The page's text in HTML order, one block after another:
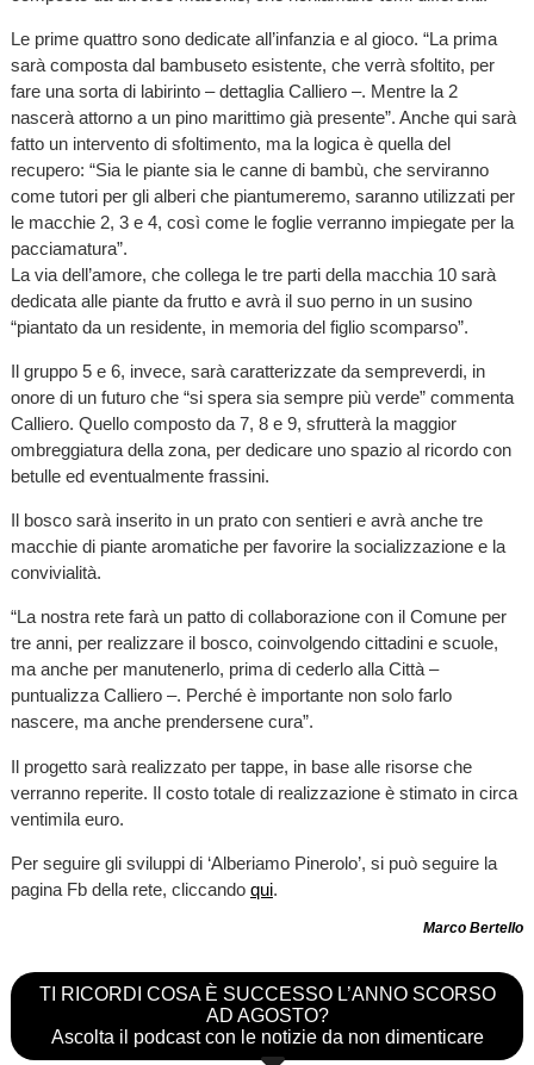
Le prime quattro sono dedicate all’infanzia e al gioco. “La prima
sarà composta dal bambuseto esistente, che verrà sfoltito, per
fare una sorta di labirinto – dettaglia Calliero –. Mentre la 2
nascerà attorno a un pino marittimo già presente”. Anche qui sarà
fatto un intervento di sfoltimento, ma la logica è quella del
recupero: “Sia le piante sia le canne di bambù, che serviranno
come tutori per gli alberi che piantumeremo, saranno utilizzati per
le macchie 2, 3 e 4, così come le foglie verranno impiegate per la
pacciamatura”.
La via dell’amore, che collega le tre parti della macchia 10 sarà
dedicata alle piante da frutto e avrà il suo perno in un susino
“piantato da un residente, in memoria del figlio scomparso”.
Il gruppo 5 e 6, invece, sarà caratterizzate da sempreverdi, in
onore di un futuro che “si spera sia sempre più verde” commenta
Calliero. Quello composto da 7, 8 e 9, sfrutterà la maggior
ombreggiatura della zona, per dedicare uno spazio al ricordo con
betulle ed eventualmente frassini.
Il bosco sarà inserito in un prato con sentieri e avrà anche tre
macchie di piante aromatiche per favorire la socializzazione e la
convivialità.
“La nostra rete farà un patto di collaborazione con il Comune per
tre anni, per realizzare il bosco, coinvolgendo cittadini e scuole,
ma anche per manutenerlo, prima di cederlo alla Città –
puntualizza Calliero –. Perché è importante non solo farlo
nascere, ma anche prendersene cura”.
Il progetto sarà realizzato per tappe, in base alle risorse che
verranno reperite. Il costo totale di realizzazione è stimato in circa
ventimila euro.
Per seguire gli sviluppi di ‘Alberiamo Pinerolo’, si può seguire la
pagina Fb della rete, cliccando qui.
Marco Bertello
TI RICORDI COSA È SUCCESSO L’ANNO SCORSO
AD AGOSTO?
Ascolta il podcast con le notizie da non dimenticare